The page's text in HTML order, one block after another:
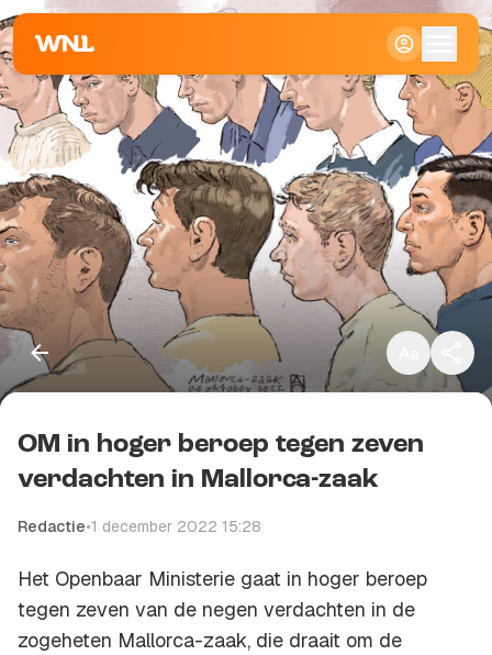
Klein
Standaard
Groot
Kopieer link
OM in hoger beroep tegen zeven
verdachten in Mallorca-zaak
Redactie•1 december 2022 15:28
Het Openbaar Ministerie gaat in hoger beroep
tegen zeven van de negen verdachten in de
zogeheten Mallorca-zaak, die draait om de